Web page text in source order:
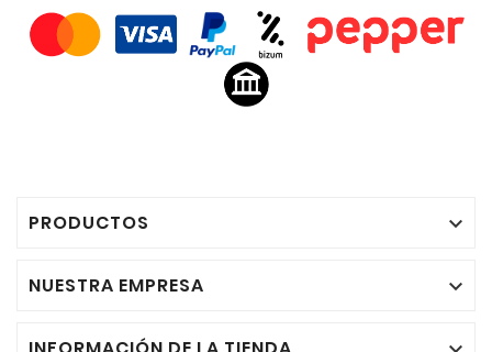
PRODUCTOS 
NUESTRA EMPRESA 